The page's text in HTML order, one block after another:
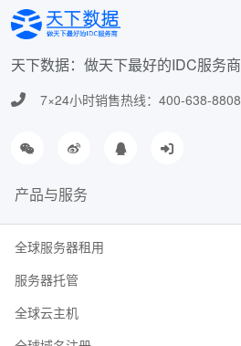
天下数据：做天下最好的IDC服务商
7×24小时销售热线：400-638-8808
产品与服务
全球服务器租用
服务器托管
全球云主机